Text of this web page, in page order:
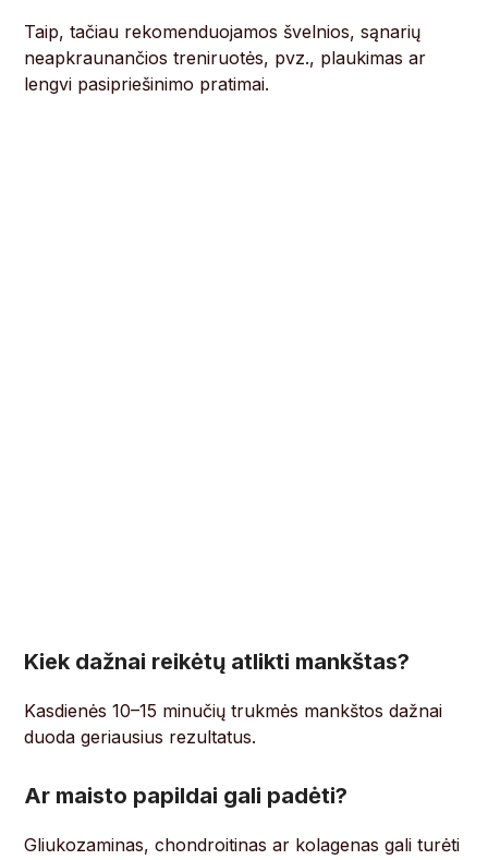
Taip, tačiau rekomenduojamos švelnios, sąnarių
neapkraunančios treniruotės, pvz., plaukimas ar
lengvi pasipriešinimo pratimai.
Kiek dažnai reikėtų atlikti mankštas?
Kasdienės 10–15 minučių trukmės mankštos dažnai
duoda geriausius rezultatus.
Ar maisto papildai gali padėti?
Gliukozaminas, chondroitinas ar kolagenas gali turėti